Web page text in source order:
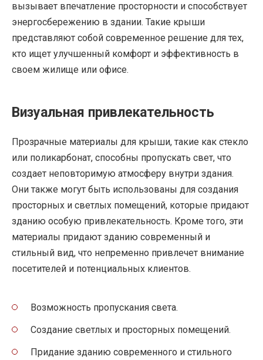
вызывает впечатление просторности и способствует
энергосбережению в здании. Такие крыши
представляют собой современное решение для тех,
кто ищет улучшенный комфорт и эффективность в
своем жилище или офисе.
Визуальная привлекательность
Прозрачные материалы для крыши, такие как стекло
или поликарбонат, способны пропускать свет, что
создает неповторимую атмосферу внутри здания.
Они также могут быть использованы для создания
просторных и светлых помещений, которые придают
зданию особую привлекательность. Кроме того, эти
материалы придают зданию современный и
стильный вид, что непременно привлечет внимание
посетителей и потенциальных клиентов.
Возможность пропускания света.
Создание светлых и просторных помещений.
Придание зданию современного и стильного